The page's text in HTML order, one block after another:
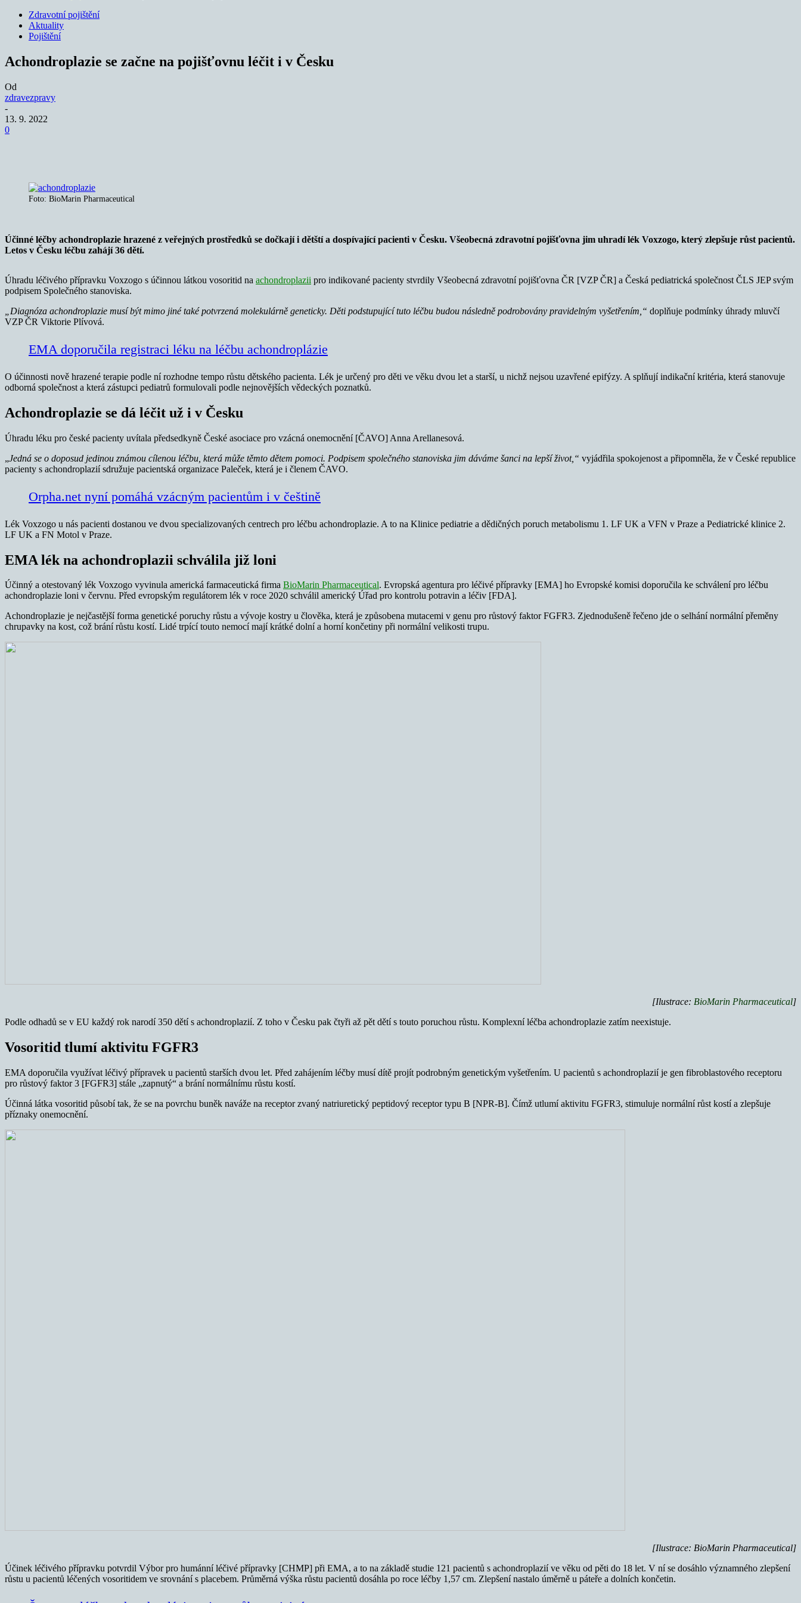
Zdravotní pojištění
Aktuality
Pojištění
Achondroplazie se začne na pojišťovnu léčit i v Česku
Od
zdravezpravy
-
13. 9. 2022
0
Foto: BioMarin Pharmaceutical
Účinné léčby achondroplazie hrazené z veřejných prostředků se dočkají i dětští a dospívající pacienti v Česku. Všeobecná zdravotní pojišťovna jim uhradí lék Voxzogo, který zlepšuje růst pacientů.
Letos v Česku léčbu zahájí 36 dětí.
Úhradu léčivého přípravku Voxzogo s účinnou látkou vosoritid na achondroplazii pro indikované pacienty stvrdily Všeobecná zdravotní pojišťovna ČR [VZP ČR] a Česká pediatrická společnost ČLS JEP svým
podpisem Společného stanoviska.
„Diagnóza achondroplazie musí být mimo jiné také potvrzená molekulárně geneticky. Děti podstupující tuto léčbu budou následně podrobovány pravidelným vyšetřením,“ doplňuje podmínky úhrady mluvčí
VZP ČR Viktorie Plívová.
EMA doporučila registraci léku na léčbu achondroplázie
O účinnosti nově hrazené terapie podle ní rozhodne tempo růstu dětského pacienta. Lék je určený pro děti ve věku dvou let a starší, u nichž nejsou uzavřené epifýzy. A splňují indikační kritéria, která stanovuje
odborná společnost a která zástupci pediatrů formulovali podle nejnovějších vědeckých poznatků.
Achondroplazie se dá léčit už i v Česku
Úhradu léku pro české pacienty uvítala předsedkyně České asociace pro vzácná onemocnění [ČAVO] Anna Arellanesová.
„Jedná se o doposud jedinou známou cílenou léčbu, která může těmto dětem pomoci. Podpisem společného stanoviska jim dáváme šanci na lepší život,“ vyjádřila spokojenost a připomněla, že v České republice
pacienty s achondroplazií sdružuje pacientská organizace Paleček, která je i členem ČAVO.
Orpha.net nyní pomáhá vzácným pacientům i v češtině
Lék Voxzogo u nás pacienti dostanou ve dvou specializovaných centrech pro léčbu achondroplazie. A to na Klinice pediatrie a dědičných poruch metabolismu 1. LF UK a VFN v Praze a Pediatrické klinice 2.
LF UK a FN Motol v Praze.
EMA lék na achondroplazii schválila již loni
Účinný a otestovaný lék Voxzogo vyvinula americká farmaceutická firma BioMarin Pharmaceutical. Evropská agentura pro léčivé přípravky [EMA] ho Evropské komisi doporučila ke schválení pro léčbu
achondroplazie loni v červnu. Před evropským regulátorem lék v roce 2020 schválil americký Úřad pro kontrolu potravin a léčiv [FDA].
Achondroplazie je nejčastější forma genetické poruchy růstu a vývoje kostry u člověka, která je způsobena mutacemi v genu pro růstový faktor FGFR3. Zjednodušeně řečeno jde o selhání normální přeměny
chrupavky na kost, což brání růstu kostí. Lidé trpící touto nemocí mají krátké dolní a horní končetiny při normální velikosti trupu.
[Ilustrace: BioMarin Pharmaceutical]
Podle odhadů se v EU každý rok narodí 350 dětí s achondroplazií. Z toho v Česku pak čtyři až pět dětí s touto poruchou růstu. Komplexní léčba achondroplazie zatím neexistuje.
Vosoritid tlumí aktivitu FGFR3
EMA doporučila využívat léčivý přípravek u pacientů starších dvou let. Před zahájením léčby musí dítě projít podrobným genetickým vyšetřením. U pacientů s achondroplazií je gen fibroblastového receptoru
pro růstový faktor 3 [FGFR3] stále „zapnutý“ a brání normálnímu růstu kostí.
Účinná látka vosoritid působí tak, že se na povrchu buněk naváže na receptor zvaný natriuretický peptidový receptor typu B [NPR-B]. Čímž utlumí aktivitu FGFR3, stimuluje normální růst kostí a zlepšuje
příznaky onemocnění.
[Ilustrace: BioMarin Pharmaceutical]
Účinek léčivého přípravku potvrdil Výbor pro humánní léčivé přípravky [CHMP] při EMA, a to na základě studie 121 pacientů s achondroplazií ve věku od pěti do 18 let. V ní se dosáhlo významného zlepšení
růstu u pacientů léčených vosoritidem ve srovnání s placebem. Průměrná výška růstu pacientů dosáhla po roce léčby 1,57 cm. Zlepšení nastalo úměrně u páteře a dolních končetin.